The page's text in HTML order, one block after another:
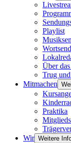
Playlist
Über
Trug
Mitmachen
Praktika
Wir Weitere